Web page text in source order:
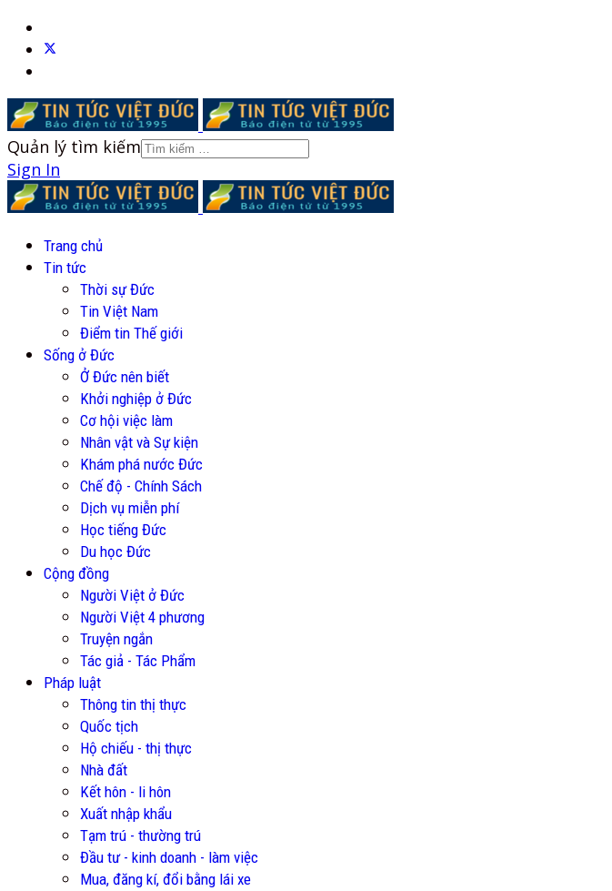
Quản lý tìm kiếm
Sign In
Trang chủ
Tin tức
Thời sự Đức
Tin Việt Nam
Điểm tin Thế giới
Sống ở Đức
Ở Đức nên biết
Khởi nghiệp ở Đức
Cơ hội việc làm
Nhân vật và Sự kiện
Khám phá nước Đức
Chế độ - Chính Sách
Dịch vụ miễn phí
Học tiếng Đức
Du học Đức
Cộng đồng
Người Việt ở Đức
Người Việt 4 phương
Truyện ngắn
Tác giả - Tác Phẩm
Pháp luật
Thông tin thị thực
Quốc tịch
Hộ chiếu - thị thực
Nhà đất
Kết hôn - li hôn
Xuất nhập khẩu
Tạm trú - thường trú
Đầu tư - kinh doanh - làm việc
Mua, đăng kí, đổi bằng lái xe